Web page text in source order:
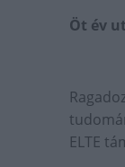
Öt év
ELTE